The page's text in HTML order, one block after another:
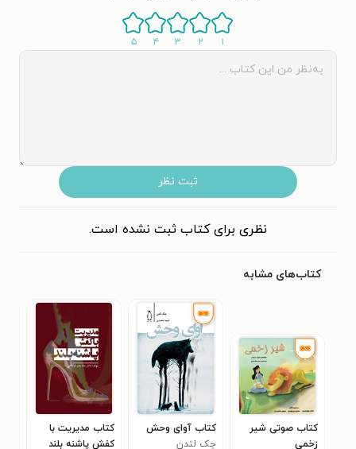
۱ ۲ ۳ ۴ ۵
ثبت نظر
نظری برای کتاب ثبت نشده است.
کتاب‌های مشابه
کتاب صوتی شیر
زخمی
کتاب آوای وحش
جک لندن
کتاب مدیریت با
کفش پاشنه بلند